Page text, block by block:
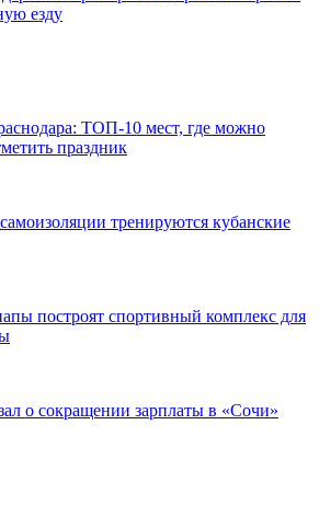
езду
ТОП-10 мест, где можно
праздник
тренируются кубанские
построят спортивный комплекс для
о сокращении зарплаты в «Сочи»